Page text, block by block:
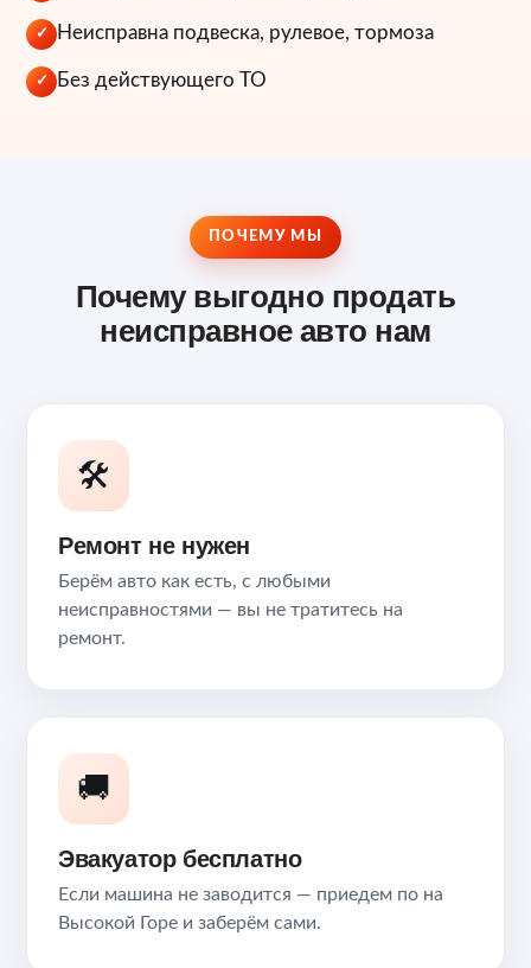
✓ Неисправна подвеска, рулевое, тормоза
✓ Без действующего ТО
ПОЧЕМУ МЫ
Почему выгодно продать
неисправное авто нам
🛠️
Ремонт не нужен
Берём авто как есть, с любыми
неисправностями — вы не тратитесь на
ремонт.
🚚
Эвакуатор бесплатно
Если машина не заводится — приедем по на
Высокой Горе и заберём сами.